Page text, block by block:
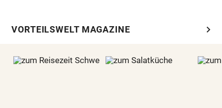
VORTEILSWELT MAGAZINE chevron_right